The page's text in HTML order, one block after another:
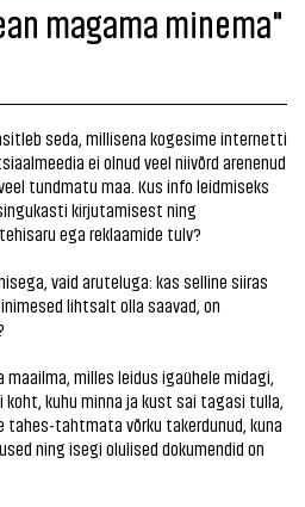
magama minema"
seda, millisena kogesime internetti
ei olnud veel niivõrd arenenud
tundmatu maa. Kus info leidmiseks
kirjutamisest ning
ega reklaamide tulv?
vaid aruteluga: kas selline siiras
lihtsalt olla saavad, on
milles leidus igaühele midagi,
koht, kuhu minna ja kust sai tagasi tulla,
tahes-tahtmata võrku takerdunud, kuna
ning isegi olulised dokumendid on